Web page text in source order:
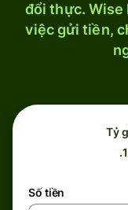
đổi thực. Wise
việc gửi tiền,
Tỷ
Số tiền